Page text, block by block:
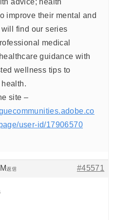
improve their mental and
find our series
medical
guidance with
wellness tips to
site –
user-id/17906570
#45571
返信